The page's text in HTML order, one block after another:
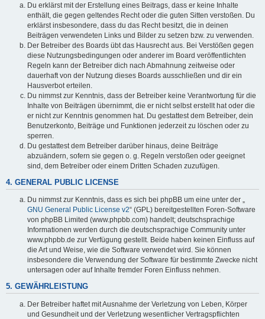
Du erklärst mit der Erstellung eines Beitrags, dass er keine Inhalte
enthält, die gegen geltendes Recht oder die guten Sitten verstoßen. Du
erklärst insbesondere, dass du das Recht besitzt, die in deinen
Beiträgen verwendeten Links und Bilder zu setzen bzw. zu verwenden.
Der Betreiber des Boards übt das Hausrecht aus. Bei Verstößen gegen
diese Nutzungsbedingungen oder anderer im Board veröffentlichten
Regeln kann der Betreiber dich nach Abmahnung zeitweise oder
dauerhaft von der Nutzung dieses Boards ausschließen und dir ein
Hausverbot erteilen.
Du nimmst zur Kenntnis, dass der Betreiber keine Verantwortung für die
Inhalte von Beiträgen übernimmt, die er nicht selbst erstellt hat oder die
er nicht zur Kenntnis genommen hat. Du gestattest dem Betreiber, dein
Benutzerkonto, Beiträge und Funktionen jederzeit zu löschen oder zu
sperren.
Du gestattest dem Betreiber darüber hinaus, deine Beiträge
abzuändern, sofern sie gegen o. g. Regeln verstoßen oder geeignet
sind, dem Betreiber oder einem Dritten Schaden zuzufügen.
4. GENERAL PUBLIC LICENSE
Du nimmst zur Kenntnis, dass es sich bei phpBB um eine unter der „
GNU General Public License v2“ (GPL) bereitgestellten Foren-Software
von phpBB Limited (www.phpbb.com) handelt; deutschsprachige
Informationen werden durch die deutschsprachige Community unter
www.phpbb.de zur Verfügung gestellt. Beide haben keinen Einfluss auf
die Art und Weise, wie die Software verwendet wird. Sie können
insbesondere die Verwendung der Software für bestimmte Zwecke nicht
untersagen oder auf Inhalte fremder Foren Einfluss nehmen.
5. GEWÄHRLEISTUNG
Der Betreiber haftet mit Ausnahme der Verletzung von Leben, Körper
und Gesundheit und der Verletzung wesentlicher Vertragspflichten